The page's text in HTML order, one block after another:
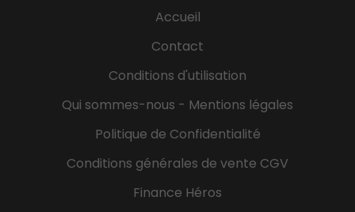
froide, salle pesée) - Réalisation de la maintenance
Accueil
Contact
Conditions d'utilisation
Qui sommes-nous - Mentions légales
Politique de Confidentialité
Conditions générales de vente CGV
Finance Héros